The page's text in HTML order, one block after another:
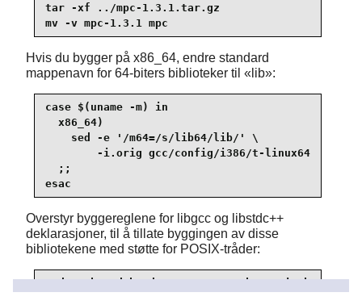
tar -xf ../mpc-1.3.1.tar.gz
mv -v mpc-1.3.1 mpc
Hvis du bygger på x86_64, endre standard
mappenavn for 64-biters biblioteker til « lib»:
case $(uname -m) in
  x86_64)
    sed -e '/m64=/s/lib64/lib/' \
        -i.orig gcc/config/i386/t-linux64
  ;;
esac
Overstyr byggereglene for libgcc og libstdc++
deklarasjoner, til å tillate byggingen av disse
bibliotekene med støtte for POSIX-tråder:
sed '/thread_header =/s/@.*@/gthr-posix.h/' \